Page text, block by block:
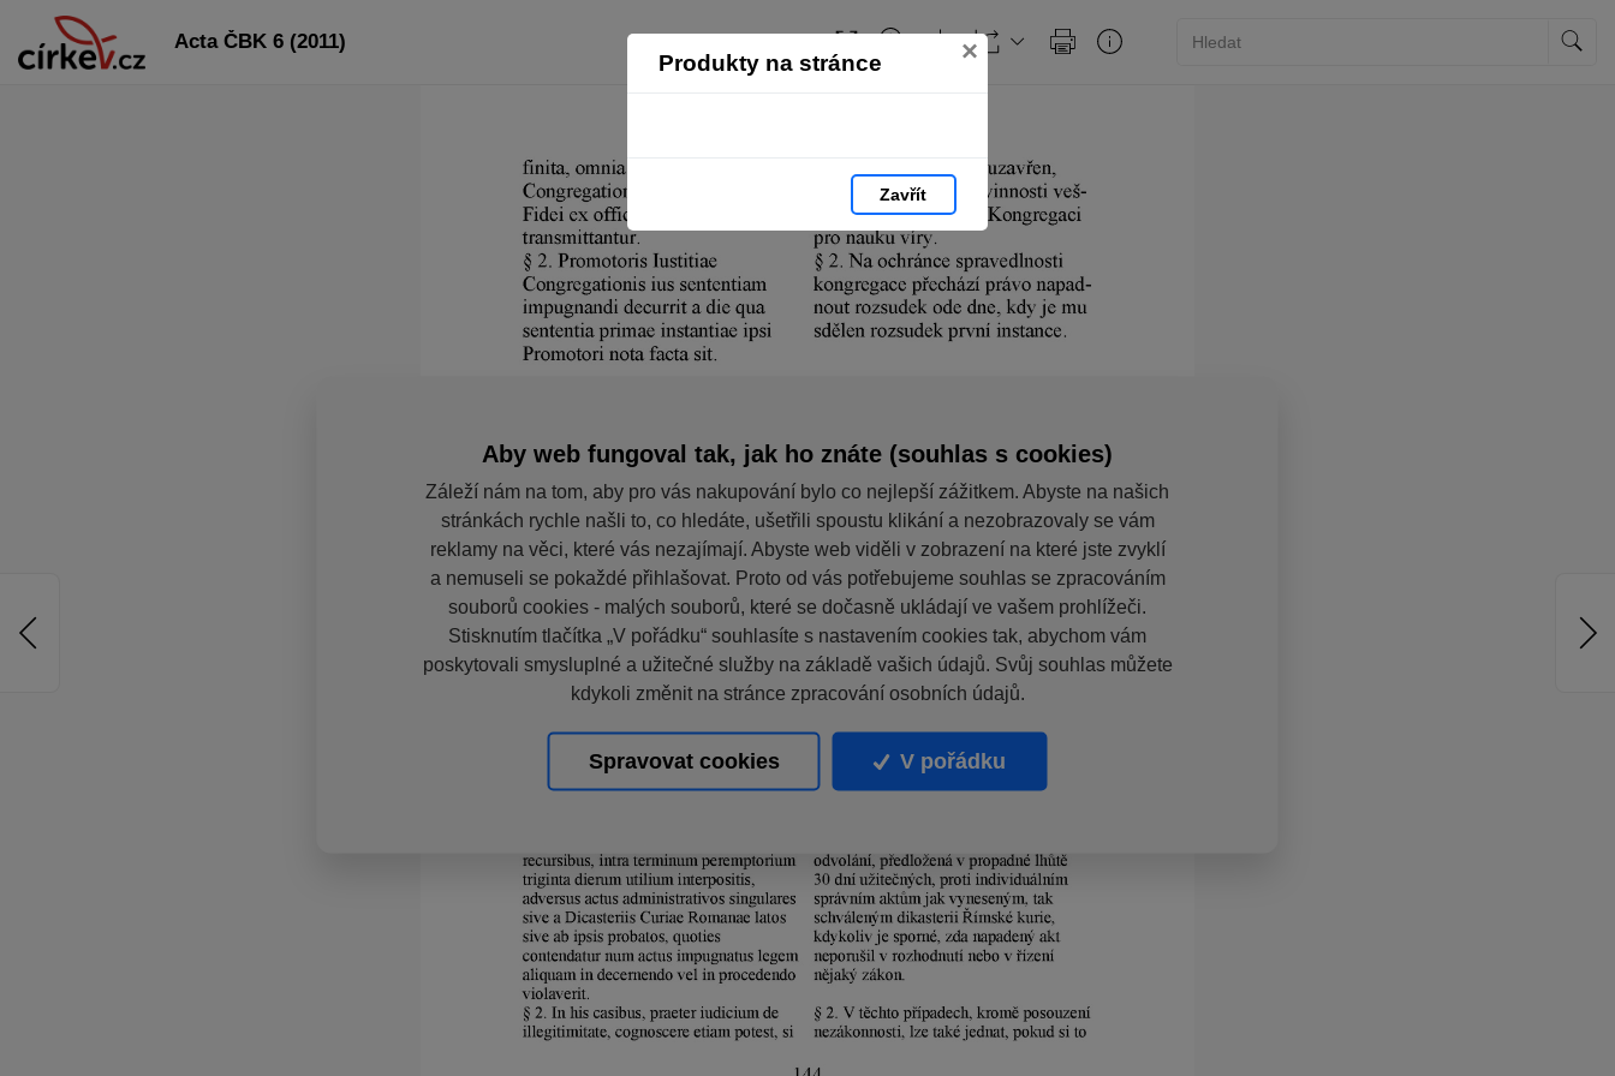
Produkty na stránce ×
Zavřít
Acta ČBK 6 (2011)
Aby web fungoval tak, jak ho znáte (souhlas s cookies)
Záleží nám na tom, aby pro vás nakupování bylo co nejlepší zážitkem. Abyste na našich
stránkách rychle našli to, co hledáte, ušetřili spoustu klikání a nezobrazovaly se vám
reklamy na věci, které vás nezajímají. Abyste web viděli v zobrazení na které jste zvyklí
a nemuseli se pokaždé přihlašovat. Proto od vás potřebujeme souhlas se zpracováním
souborů cookies - malých souborů, které se dočasně ukládají ve vašem prohlížeči.
Stisknutím tlačítka „V pořádku“ souhlasíte s nastavením cookies tak, abychom vám
poskytovali smysluplné a užitečné služby na základě vašich údajů. Svůj souhlas můžete
kdykoli změnit na stránce zpracování osobních údajů.
Spravovat cookies V pořádku